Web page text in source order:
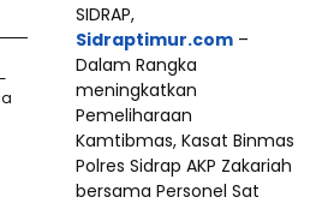
SIDRAP,
Sidraptimur.com –
Dalam Rangka
meningkatkan
Pemeliharaan
Kamtibmas, Kasat Binmas
Polres Sidrap AKP Zakariah
bersama Personel Sat